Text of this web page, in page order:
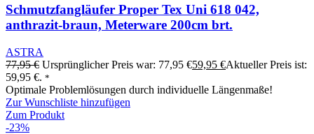
Schmutzfangläufer Proper Tex Uni 618 042,
anthrazit-braun, Meterware 200cm brt.
ASTRA
77,95€ Ursprünglicher Preis war: 77,95 €59,95 €Aktueller Preis ist:
59,95 €. *
Optimale Problemlösungen durch individuelle Längenmaße!
Zur Wunschliste hinzufügen
Zum Produkt
-23%